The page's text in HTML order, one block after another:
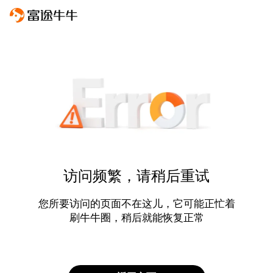
访问频繁，请稍后重试
您所要访问的页面不在这儿，它可能正忙着
刷牛牛圈，稍后就能恢复正常